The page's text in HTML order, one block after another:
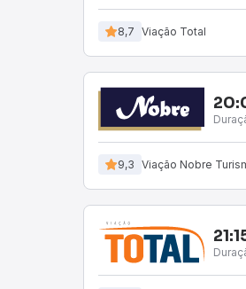
8,7 Viação Total
9,3 Viação Nobre